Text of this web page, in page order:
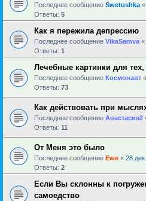
Последнее сообщение Swetushka «
Ответы: 5
Как я пережила депрессию
Последнее сообщение VikaSamva «
Ответы: 1
Лечебные картинки для
Последнее сообщение Космонавт «
Ответы: 73
Как действовать при
Последнее сообщение Анастасия2
Ответы: 11
От Меня это было
Последнее сообщение Ewe « 28
Ответы: 2
Если Вы склонны к
самоедство